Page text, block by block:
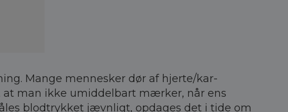
Mange mennesker dør af hjerte/kar-
at man ikke umiddelbart mærker, når ens
blodtrykket jævnligt, opdages det i tide om